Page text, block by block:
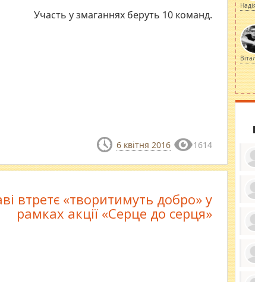
Участь у змаганнях беруть 10 команд.
6 квітня 2016 1614
втретє «творитимуть добро» у
рамках акції «Серце до серця»